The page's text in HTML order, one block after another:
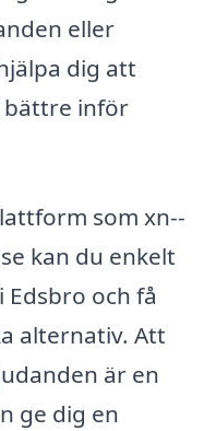
eller
dig att
inför
som xn--
kan du enkelt
och få
alternativ. Att
är en
ge dig en